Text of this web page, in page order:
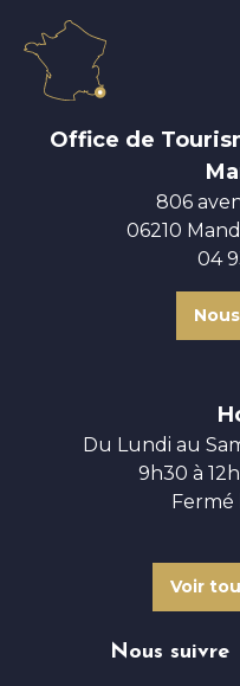
Office de
806
06210
04
Du Lundi au
9h30 à
Fermé
Voir
Nous suivre